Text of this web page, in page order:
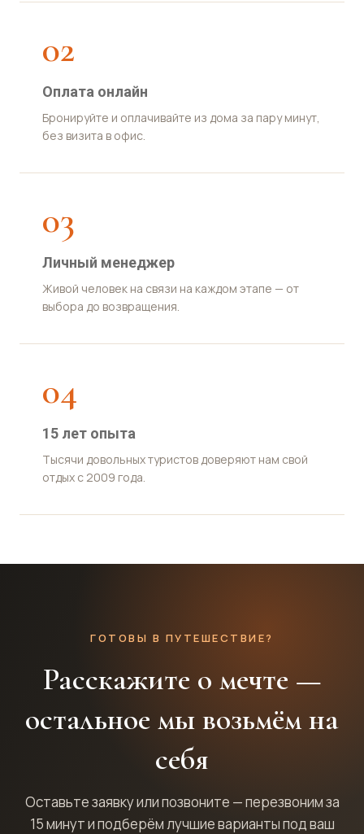
02
Оплата онлайн
Бронируйте и оплачивайте из дома за пару минут,
без визита в офис.
03
Личный менеджер
Живой человек на связи на каждом этапе — от
выбора до возвращения.
04
15 лет опыта
Тысячи довольных туристов доверяют нам свой
отдых с 2009 года.
ГОТОВЫ В ПУТЕШЕСТВИЕ?
Расскажите о мечте —
остальное мы возьмём на
себя
Оставьте заявку или позвоните — перезвоним за
15 минут и подберём лучшие варианты под ваш